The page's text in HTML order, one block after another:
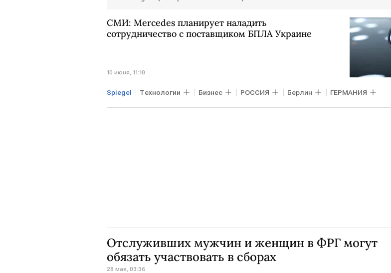
СМИ: Mercedes планирует наладить
сотрудничество с поставщиком БПЛА Украине
10 июня, 11:10
Spiegel Технологии Бизнес РОССИЯ Берлин ГЕРМАНИЯ
УКРАИНА
Отслуживших мужчин и женщин в ФРГ могут
обязать участвовать в сборах
28 мая, 03:36